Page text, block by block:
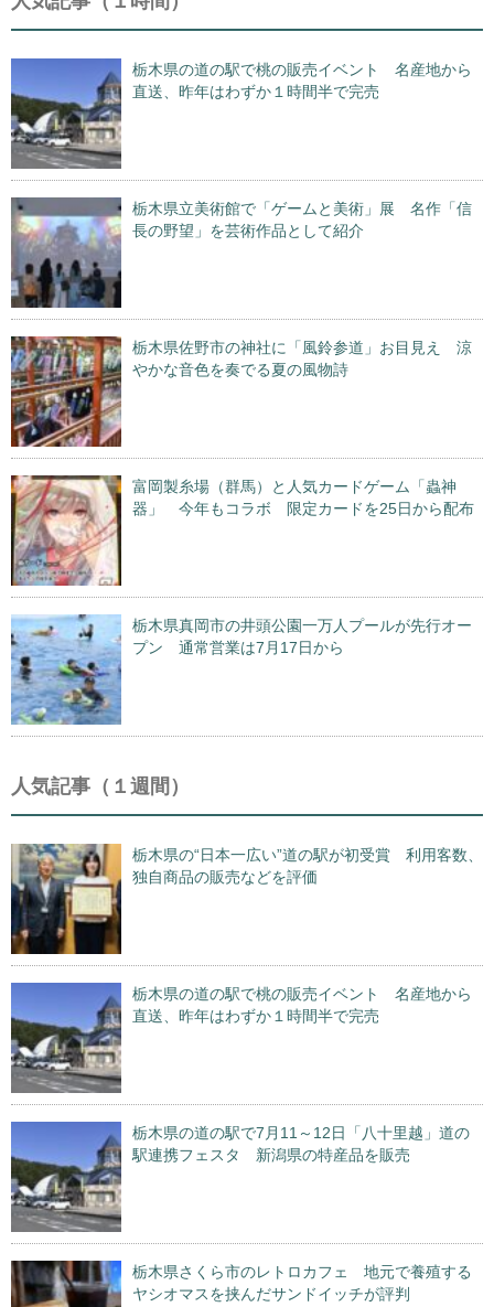
栃木県の道の駅で桃の販売イベント 名産地から
直送、昨年はわずか１時間半で完売
栃木県立美術館で「ゲームと美術」展 名作「信
長の野望」を芸術作品として紹介
栃木県佐野市の神社に「風鈴参道」お目見え 涼
やかな音色を奏でる夏の風物詩
富岡製糸場（群馬）と人気カードゲーム「蟲神
器」 今年もコラボ 限定カードを25日から配布
栃木県真岡市の井頭公園一万人プールが先行オー
プン 通常営業は7月17日から
人気記事（１週間）
栃木県の“日本一広い”道の駅が初受賞 利用客数、
独自商品の販売などを評価
栃木県の道の駅で桃の販売イベント 名産地から
直送、昨年はわずか１時間半で完売
栃木県の道の駅で7月11～12日「八十里越」道の
駅連携フェスタ 新潟県の特産品を販売
栃木県さくら市のレトロカフェ 地元で養殖する
ヤシオマスを挟んだサンドイッチが評判